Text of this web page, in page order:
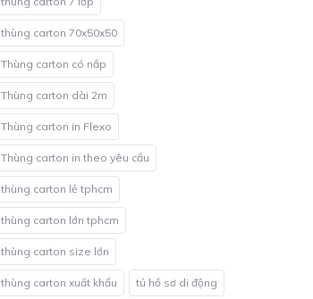
thùng carton 70x50x50
Thùng carton có nắp
Thùng carton dài 2m
Thùng carton in Flexo
Thùng carton in theo yêu cầu
thùng carton lẻ tphcm
thùng carton lớn tphcm
thùng carton size lớn
thùng carton xuất khẩu tủ hồ sơ di động